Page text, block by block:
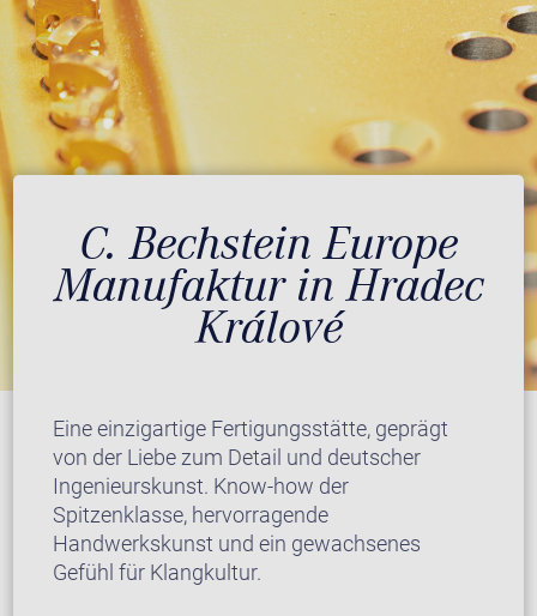
C. Bechstein Europe
Manufaktur in Hradec
Králové
Eine einzigartige Fertigungsstätte, geprägt
von der Liebe zum Detail und deutscher
Ingenieurskunst. Know-how der
Spitzenklasse, hervorragende
Handwerkskunst und ein gewachsenes
Gefühl für Klangkultur.